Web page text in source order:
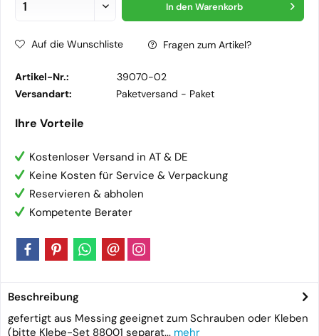
In den Warenkorb
Auf die Wunschliste Fragen zum Artikel?
Artikel-Nr.:
39070-02
Versandart:
Paketversand - Paket
Ihre Vorteile
Kostenloser Versand in AT & DE
Keine Kosten für Service & Verpackung
Reservieren & abholen
Kompetente Berater
Beschreibung
gefertigt aus Messing geeignet zum Schrauben oder Kleben
(bitte Klebe-Set 88001 separat... mehr